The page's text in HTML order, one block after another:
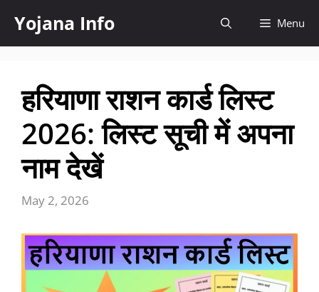
content
Yojana Info Menu
हरियाणा राशन कार्ड लिस्ट
2026: लिस्ट सूची में अपना
नाम देखें
May 2, 2026